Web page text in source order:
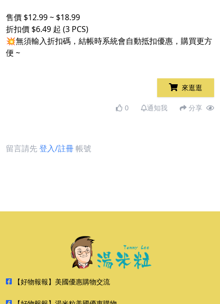
售價 $12.99 ~ $18.99
折扣價 $6.49 起 (3 PCS)
💥無須輸入折扣碼，結帳時系統會自動抵扣優惠，購買更方
便 ~
來逛逛
0 通知我 分享
留言請先登入/註冊帳號
【好物報報】美國優惠購物交流